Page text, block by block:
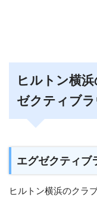
ヒルトン横
ゼクティブ
エグゼクティブ
ヒルトン横浜のクラ